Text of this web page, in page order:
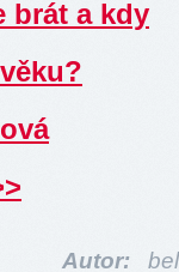
brát a kdy
Autor: bel